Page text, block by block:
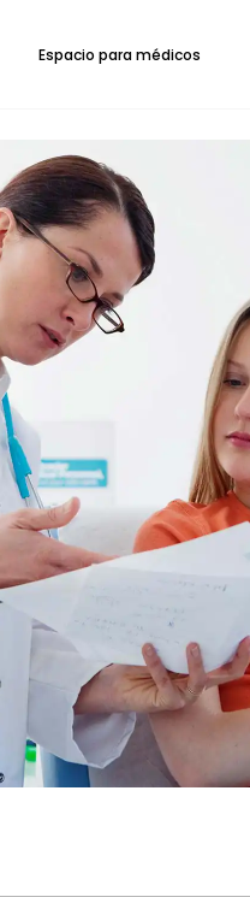
Espacio para médicos